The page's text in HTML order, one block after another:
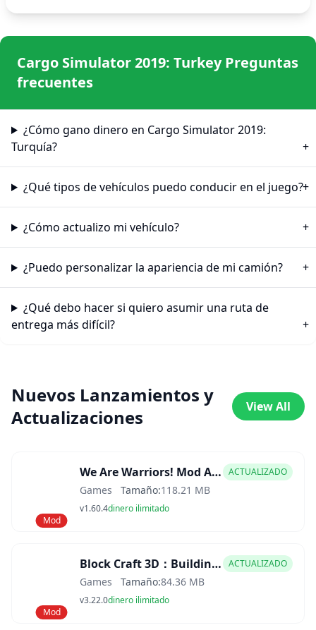
Cargo Simulator 2019: Turkey Preguntas
frecuentes
¿Cómo gano dinero en Cargo Simulator 2019:
Turquía?
¿Qué tipos de vehículos puedo conducir en el juego?
¿Cómo actualizo mi vehículo?
¿Puedo personalizar la apariencia de mi camión?
¿Qué debo hacer si quiero asumir una ruta de
entrega más difícil?
Nuevos Lanzamientos y
Actualizaciones
View All
Mod
We Are Warriors! Mod APK ACTUALIZADO
Games Tamaño:118.21 MB
v1.60.4dinero ilimitado
Mod
Block Craft 3D：Building Game Mod APK ACTUALIZADO
Games Tamaño:84.36 MB
v3.22.0dinero ilimitado